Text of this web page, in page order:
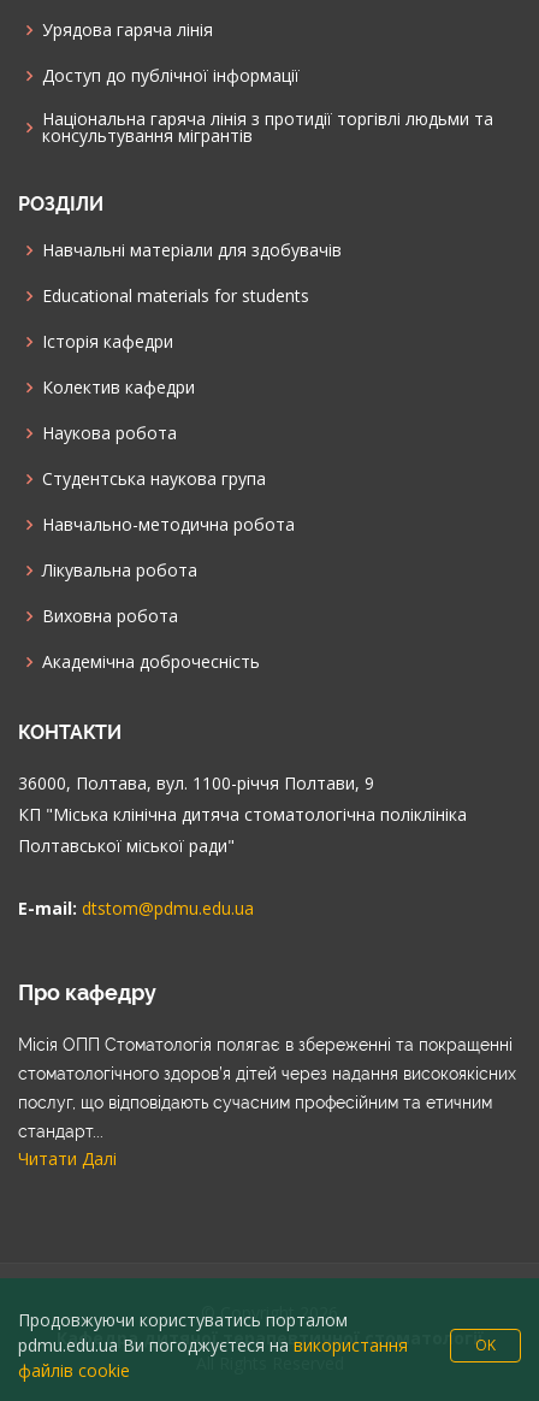
Урядова гаряча лінія
Доступ до публічної інформації
Національна гаряча лінія з протидії торгівлі людьми та
консультування мiгрантiв
РОЗДІЛИ
Навчальні матеріали для здобувачів
Educational materials for students
Історія кафедри
Колектив кафедри
Наукова робота
Cтудентська наукова група
Навчально-методична робота
Лікувальна робота
Виховна робота
Академічна доброчесність
КОНТАКТИ
36000, Полтава, вул. 1100-річчя Полтави, 9
КП "Міська клінічна дитяча стоматологічна поліклініка
Полтавської міської ради"
E-mail: dtstom@pdmu.edu.ua
Про кафедру
Місія ОПП Стоматологія полягає в збереженні та покращенні
стоматологічного здоров’я дітей через надання високоякісних
послуг, що відповідають сучасним професійним та етичним
стандарт...
Читати Далі
© Copyright 2026
Кафедра дитячої терапевтичної стоматології
All Rights Reserved
Продовжуючи користуватись порталом
pdmu.edu.ua Ви погоджуєтеся на використання
файлів cookie
OK